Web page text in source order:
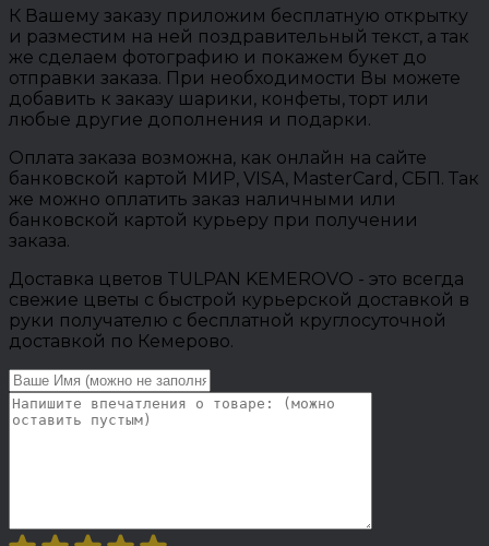
К Вашему заказу приложим бесплатную открытку
и разместим на ней поздравительный текст, а так
же сделаем фотографию и покажем букет до
отправки заказа. При необходимости Вы можете
добавить к заказу шарики, конфеты, торт или
любые другие дополнения и подарки.
Оплата заказа возможна, как онлайн на сайте
банковской картой МИР, VISA, MasterCard, СБП. Так
же можно оплатить заказ наличными или
банковской картой курьеру при получении
заказа.
Доставка цветов TULPAN KEMEROVO - это всегда
свежие цветы с быстрой курьерской доставкой в
руки получателю с бесплатной круглосуточной
доставкой по Кемерово.